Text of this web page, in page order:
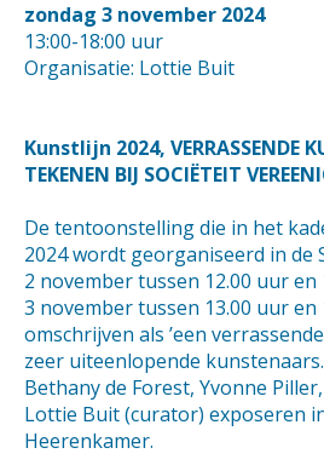
zondag 3 november 2024
13:00-18:00 uur
Organisatie: Lottie Buit
Kunstlijn 2024, VERRASSENDE
TEKENEN BIJ SOCIËTEIT
De tentoonstelling die in het
2024 wordt georganiseerd in de
2 november tussen 12.00 uur
3 november tussen 13.00 uur en
omschrijven als ’een
zeer uiteenlopende
Bethany de Forest, Yvonne
Lottie Buit (curator) exposeren
Heerenkamer.